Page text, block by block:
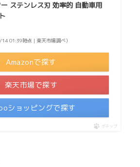
ステンレス刃 効率的 自動車用
01:39時点 | 楽天市場調べ）
Amazonで探す
楽天市場で探す
ショッピングで探す
ポチップ